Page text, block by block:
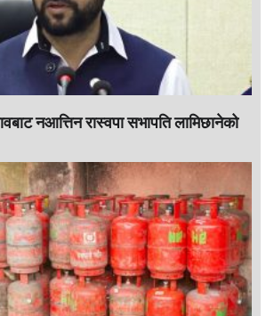
नआत्तिन रास्वपा सभापति लामिछानेको